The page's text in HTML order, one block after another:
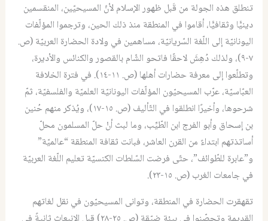
تنطلق هذه الجولة من قَبل ظهور الإسلام لأنّ المسيحيّين، المنقسمين
دينيًّا وثقافيًّا، أقاموا في المنطقة منذ ذلك الحين، وترجموا المؤلّفات
اليونانيّة إلى اللّغة السّريانيّة، مساهمين في ولادة الحضارة العربيّة (ص.
٧-٩)، ولذلك دُهِشَ لاحقًا فاتحو الشّام بالقصور والكنائس والأديرة،
وتطلّعوا إلى معرفة حضارات أهلها (ص. ١١-١٤). في فترة الخلافة
العبّاسيّة، عرّب المسيحيّون المؤلّفات اليونانيّة العلميّة والفلسفيّة، ثمّ
شرحوها، وأخيرًا انطلقوا في التّأليف (ص. ١٥-١٧)، ويُذكر منهم حُنين
بن إسحاق وأبو الفرج ابن الطّيِّب، وما لبث أنْ حلّ المسلمون محلّ
أساتذتهم ابتداءً من القرن العاشر، فبانت ثقافة المنطقة “عالميّة”
و”عابرة للطّوائف”، حتّى فرضت السّلطات الكنسيّة تعليم اللّغة العربيّة
في جامعات الغرب (ص. ١٥-٢٣).
تقهقرت الحضارة في المنطقة، وتوانى المسيحيّون في نقل لغاتهم